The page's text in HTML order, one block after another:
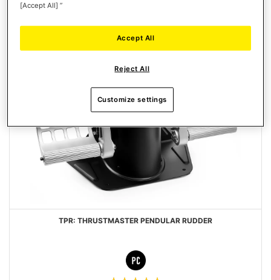
TPR: THRUSTMASTER PENDULAR RUDDER
[Accept All] ”
Reject All
Accept All
Customize settings